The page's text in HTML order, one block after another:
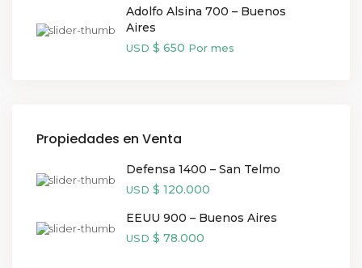
Adolfo Alsina 700 – Buenos
Aires
USD $ 650 Por mes
Propiedades en Venta
Defensa 1400 – San Telmo
USD $ 120.000
EEUU 900 – Buenos Aires
USD $ 78.000